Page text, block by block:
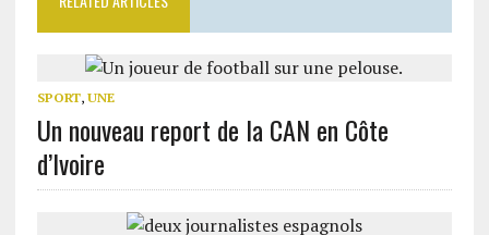
SPORT, UNE
Un nouveau report de la CAN en Côte
d’Ivoire